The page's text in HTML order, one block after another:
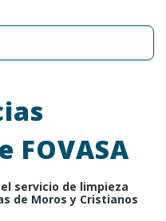
FOVASA
el servicio de limpieza
de Moros y Cristianos